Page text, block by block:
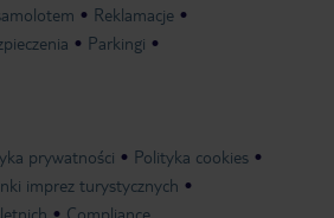
Reklamacje
Parkingi
prywatności
Polityka cookies
imprez turystycznych
Compliance